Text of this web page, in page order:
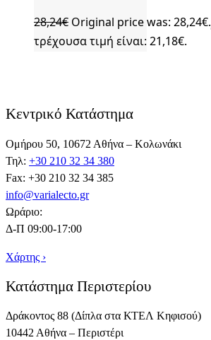
28,24€ Original price was: 28,24€.
τρέχουσα τιμή είναι: 21,18€.
Κεντρικό Κατάστημα
Ομήρου 50, 10672 Αθήνα – Κολωνάκι
Τηλ: +30 210 32 34 380
Fax: +30 210 32 34 385
info@varialecto.gr
Ωράριο:
Δ-Π 09:00-17:00
Χάρτης ›
Κατάστημα Περιστερίου
Δράκοντος 88 (Δίπλα στα ΚΤΕΛ Κηφισού)
10442 Αθήνα – Περιστέρι